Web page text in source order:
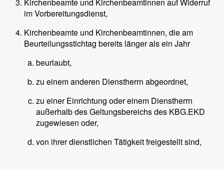
im Vorbereitungsdienst,
Kirchenbeamte und Kirchenbeamtinnen, die am
Beurteilungsstichtag bereits länger als ein Jahr
beurlaubt,
zu einem anderen Dienstherrn abgeordnet,
zu einer Einrichtung oder einem Dienstherrn
außerhalb des Geltungsbereichs des KBG.EKD
zugewiesen oder,
von ihrer dienstlichen Tätigkeit freigestellt sind,